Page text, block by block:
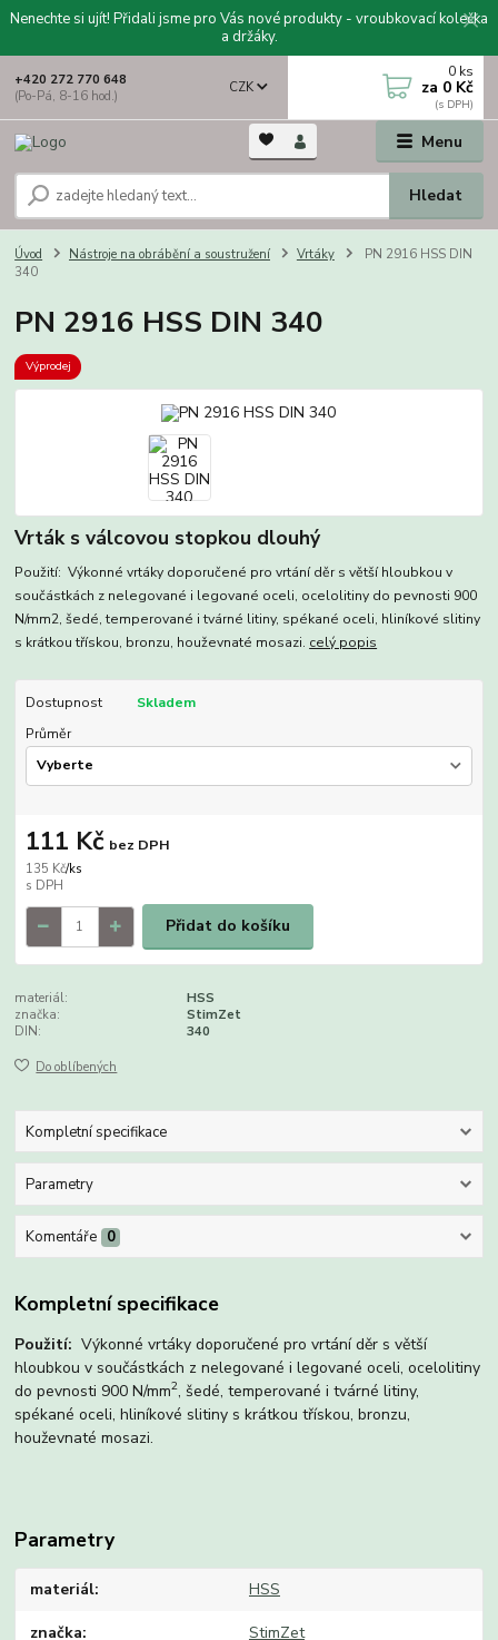
Nenechte si ujít! Přidali jsme pro Vás nové produkty - vroubkovací kolečka
a držáky.
Menu
CZK
Hledat
+420 272 770 648
(Po-Pá, 8-16 hod.)
0 ks
za 0 Kč
Úvod Nástroje na obrábění a soustružení Vrtáky
PN 2916 HSS DIN
340
PN 2916 HSS DIN 340
Výprodej
Vrták s válcovou stopkou dlouhý
Použití: Výkonné vrtáky doporučené pro vrtání děr s větší hloubkou v
součástkách z nelegované i legované oceli, ocelolitiny do pevnosti 900
N/mm2, šedé, temperované i tvárné litiny, spékané oceli, hliníkové slitiny
s krátkou třískou, bronzu, houževnaté mosazi. celý popis
Dostupnost
Skladem
Průměr
135 Kč/ks
111 Kč bez DPH
Přidat do košíku
materiál:
HSS
značka:
StimZet
DIN:
340
Do oblíbených
Kompletní specifikace
Parametry
Komentáře 0
Kompletní specifikace
Použití: Výkonné vrtáky doporučené pro vrtání děr s větší
hloubkou v součástkách z nelegované i legované oceli, ocelolitiny
do pevnosti 900 N/mm2, šedé, temperované i tvárné litiny,
spékané oceli, hliníkové slitiny s krátkou třískou, bronzu,
houževnaté mosazi.
Parametry
materiál HSS
značka StimZet